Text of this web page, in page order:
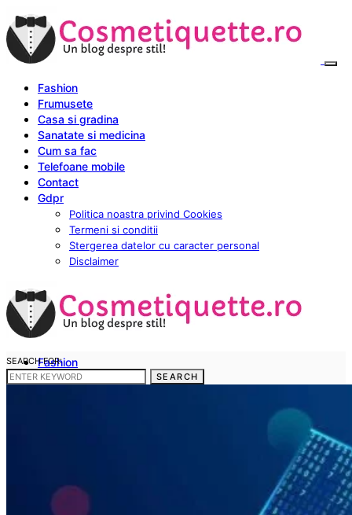
Fashion
Frumusete
Casa si gradina
Sanatate si medicina
Cum sa fac
Telefoane mobile
Contact
Gdpr
Politica noastra privind Cookies
Termeni si conditii
Stergerea datelor cu caracter personal
Disclaimer
Fashion
Frumusete
Politica noastra privind Cookies
SEARCH FOR:
SEARCH